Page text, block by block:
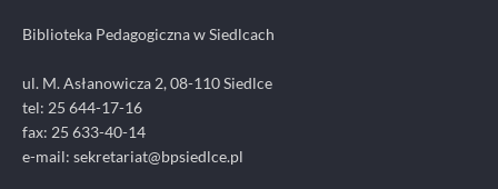
Biblioteka Pedagogiczna w Siedlcach
ul. M. Asłanowicza 2, 08-110 Siedlce
tel: 25 644-17-16
fax: 25 633-40-14
e-mail: sekretariat@bpsiedlce.pl